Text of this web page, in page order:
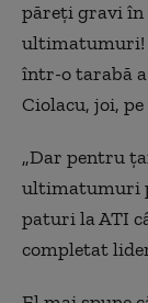
păreți gravi
ultimatumuri!
într-o tarabă a
Ciolacu, joi,
„Dar pentru
ultimatumuri
paturi la ATI
completat